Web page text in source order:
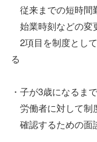
従来までの短時間
始業時刻などの変
2項目を制度とし
る
・子が3歳になるま
労働者に対して制
確認するための面